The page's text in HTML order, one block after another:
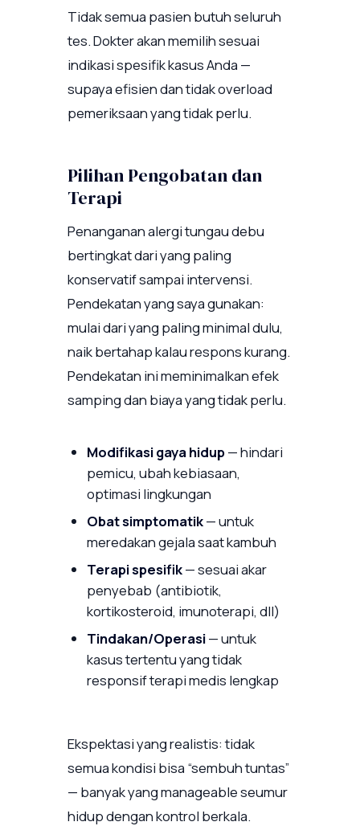
Tidak semua pasien butuh seluruh
tes. Dokter akan memilih sesuai
indikasi spesifik kasus Anda —
supaya efisien dan tidak overload
pemeriksaan yang tidak perlu.
Pilihan Pengobatan dan
Terapi
Penanganan alergi tungau debu
bertingkat dari yang paling
konservatif sampai intervensi.
Pendekatan yang saya gunakan:
mulai dari yang paling minimal dulu,
naik bertahap kalau respons kurang.
Pendekatan ini meminimalkan efek
samping dan biaya yang tidak perlu.
Modifikasi gaya hidup— hindari
pemicu, ubah kebiasaan,
optimasi lingkungan
Obat simptomatik— untuk
meredakan gejala saat kambuh
Terapi spesifik— sesuai akar
penyebab (antibiotik,
kortikosteroid, imunoterapi, dll)
Tindakan/Operasi— untuk
kasus tertentu yang tidak
responsif terapi medis lengkap
Ekspektasi yang realistis: tidak
semua kondisi bisa “sembuh tuntas”
— banyak yang manageable seumur
hidup dengan kontrol berkala.